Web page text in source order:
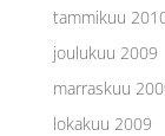
tammikuu
joulukuu 2009
marraskuu
lokakuu 2009